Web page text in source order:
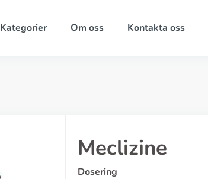
Kategorier Om oss Kontakta oss
Meclizine
Dosering